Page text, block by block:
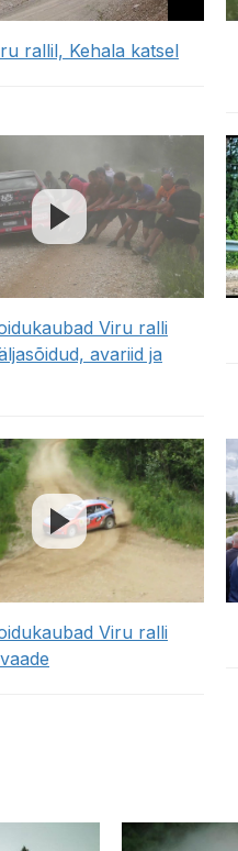
rallil, Kehala katsel
Viru ralli
avariid ja
Viru ralli